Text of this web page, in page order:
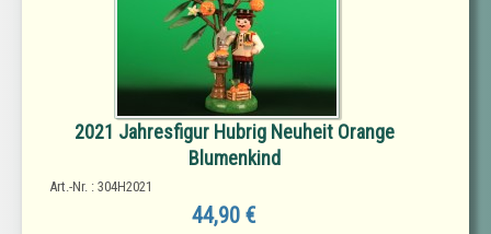
2021 Jahresfigur Hubrig Neuheit Orange
Blumenkind
Art.-Nr. : 304H2021
44,90 €